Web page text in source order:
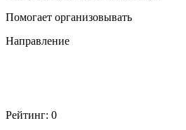
Помогает организовывать
Направление
Рейтинг: 0